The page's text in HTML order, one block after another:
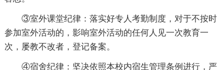
③室外课堂纪律：落实好专人考勤制度，对于不按时
参加室外活动的，影响室外活动的任何人见一次教育一
次，屡教不改者，登记备案。
④宿舍纪律：坚决依照本校内宿生管理条例进行，严